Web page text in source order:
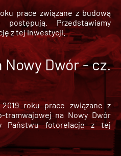
prace związane z budową
postępują. Przedstawiamy
z tej inwestycji.
Nowy Dwór - cz.
roku prace związane z
tramwajowej na Nowy Dwór
Państwu fotorelację z tej